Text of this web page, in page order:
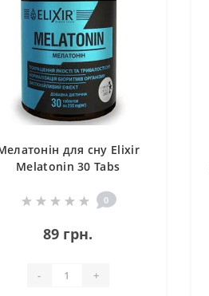
для сну Elixir
Melatonin 30 Tabs
0
89 грн.
- +